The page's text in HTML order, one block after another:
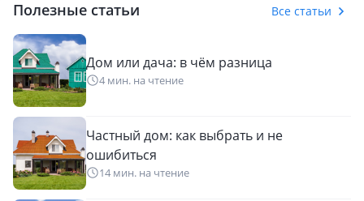
собственной террасой и видом на горы.
Кладовые, прачечная, котельная.
Цокольный этаж с гаражом на 2 авто.
Высококачественный ремонт: натуральные европейские
материалы, итальянская мебель, уютная классическая
отделка.
Тёплые полы с индивидуальной регулировкой в каждой
комнате.
✨ Гостевой дом 100м² - 2021 г.
Полезные статьи Все статьи
Дом или дача: в чём разница
4 мин. на чтение
Частный дом: как выбрать и не
ошибиться
14 мин. на чтение